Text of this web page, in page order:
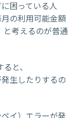
困っている人
の利用可能金額
と考えるのが普通
と、
生したりするの